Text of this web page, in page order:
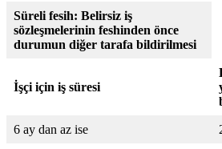
Süreli fesih: Belirsiz iş
sözleşmelerinin feshinden önce
durumun diğer tarafa bildirilmesi
İşçi için iş süresi
6 ay dan az ise